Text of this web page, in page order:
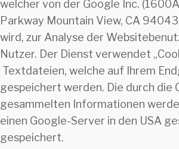
welcher von der Google Inc.
Parkway Mountain View, CA
wird, zur Analyse der
Nutzer. Der Dienst verwendet
Textdateien, welche auf Ihrem
gespeichert werden. Die durch die
gesammelten Informationen
einen Google-Server in den USA
gespeichert.